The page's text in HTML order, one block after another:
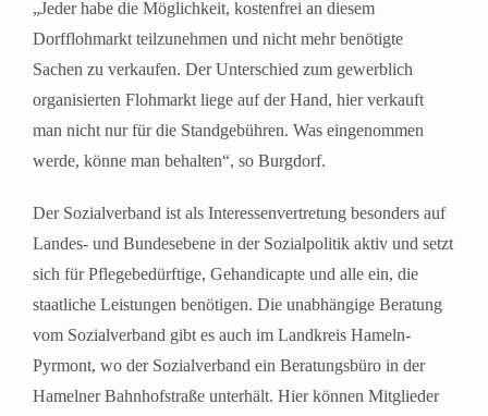
„Jeder habe die Möglichkeit, kostenfrei an diesem
Dorfflohmarkt teilzunehmen und nicht mehr benötigte
Sachen zu verkaufen. Der Unterschied zum gewerblich
organisierten Flohmarkt liege auf der Hand, hier verkauft
man nicht nur für die Standgebühren. Was eingenommen
werde, könne man behalten“, so Burgdorf.
Der Sozialverband ist als Interessenvertretung besonders auf
Landes- und Bundesebene in der Sozialpolitik aktiv und setzt
sich für Pflegebedürftige, Gehandicapte und alle ein, die
staatliche Leistungen benötigen. Die unabhängige Beratung
vom Sozialverband gibt es auch im Landkreis Hameln-
Pyrmont, wo der Sozialverband ein Beratungsbüro in der
Hamelner Bahnhofstraße unterhält. Hier können Mitglieder